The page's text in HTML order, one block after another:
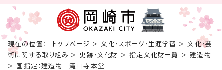
現在の位置： トップページ >文化・スポーツ・生涯学習 >文化・芸
術に関する取り組み> 史跡・文化財 >指定文化財一覧 >建造物
> 国指定：建造物 滝山寺本堂